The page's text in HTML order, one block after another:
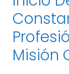
Misión